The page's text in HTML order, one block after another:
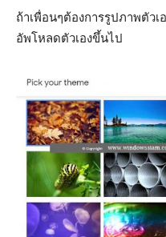
ถ้าเพื่อนๆต้องการรูปภาพตัว
อัพโหลดตัวเองขึ้นไป